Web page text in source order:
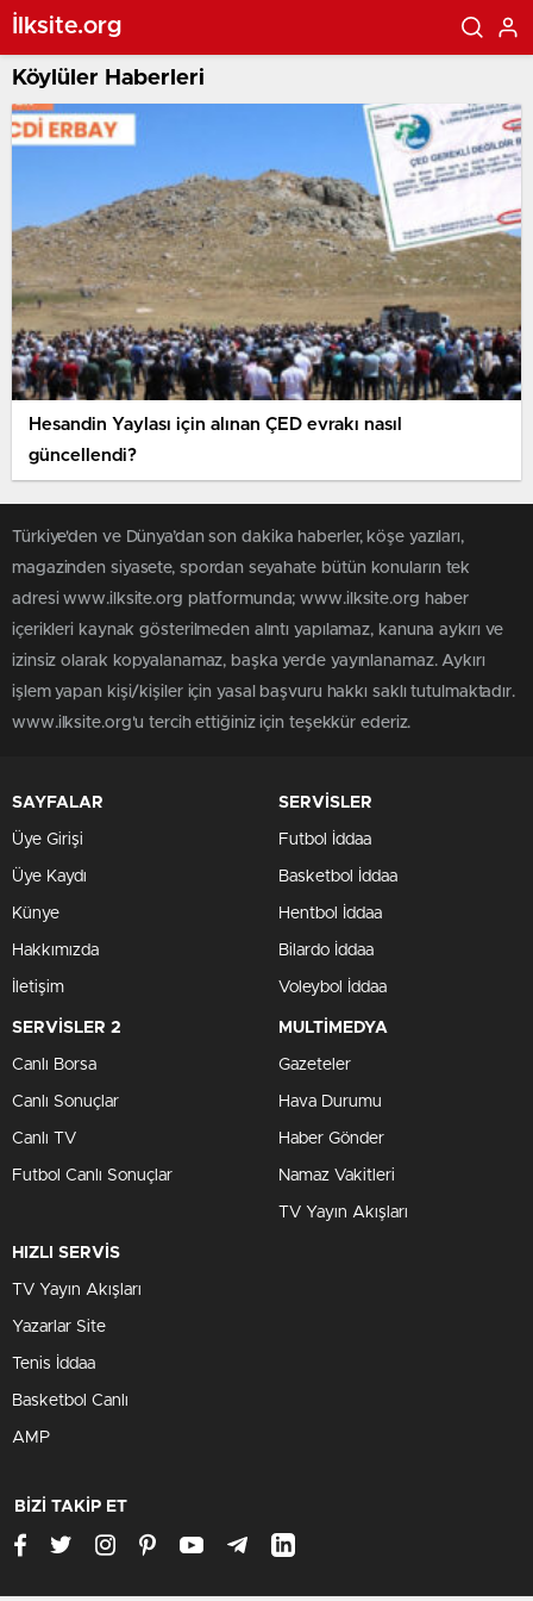
İlksite.org
Köylüler Haberleri
Hesandin Yaylası için alınan ÇED evrakı nasıl
güncellendi?
Türkiye'den ve Dünya’dan son dakika haberler, köşe yazıları,
magazinden siyasete, spordan seyahate bütün konuların tek
adresi www.ilksite.org platformunda; www.ilksite.org haber
içerikleri kaynak gösterilmeden alıntı yapılamaz, kanuna aykırı ve
izinsiz olarak kopyalanamaz, başka yerde yayınlanamaz. Aykırı
işlem yapan kişi/kişiler için yasal başvuru hakkı saklı tutulmaktadır.
www.ilksite.org'u tercih ettiğiniz için teşekkür ederiz.
SAYFALAR
Üye Girişi
Üye Kaydı
Künye
Hakkımızda
İletişim
SERVİSLER
Futbol İddaa
Basketbol İddaa
Hentbol İddaa
Bilardo İddaa
Voleybol İddaa
SERVİSLER 2
Canlı Borsa
Canlı Sonuçlar
Canlı TV
Futbol Canlı Sonuçlar
MULTİMEDYA
Gazeteler
Hava Durumu
Haber Gönder
Namaz Vakitleri
TV Yayın Akışları
HIZLI SERVİS
TV Yayın Akışları
Yazarlar Site
Tenis İddaa
Basketbol Canlı
AMP
BİZİ TAKİP ET